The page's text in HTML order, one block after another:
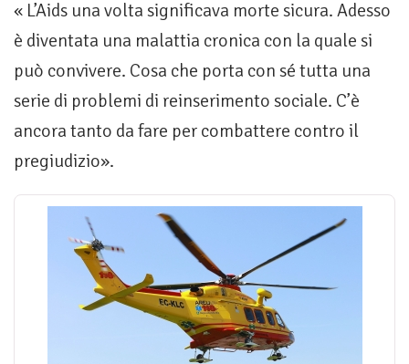
« L’Aids una volta significava morte sicura. Adesso
è diventata una malattia cronica con la quale si
può convivere. Cosa che porta con sé tutta una
serie di problemi di reinserimento sociale. C’è
ancora tanto da fare per combattere contro il
pregiudizio».